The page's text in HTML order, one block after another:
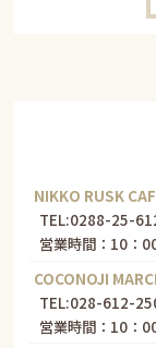
NIKKO RUSK
TEL:0288-25-
営業時間：10：
COCONOJI
TEL:028-612-
営業時間：10：